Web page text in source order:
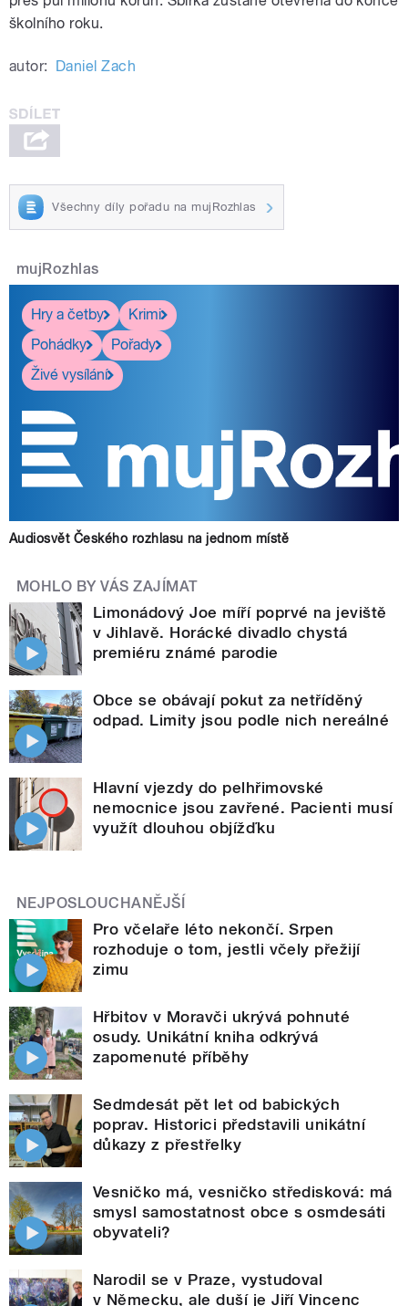
školního roku.
autor: Daniel Zach
Všechny díly pořadu na mujRozhlas
mujRozhlas
Hry a četby
Krimi
Pohádky
Pořady
Živé vysílání
Audiosvět Českého rozhlasu na jednom místě
MOHLO BY VÁS ZAJÍMAT
Limonádový Joe míří poprvé na jeviště
v Jihlavě. Horácké divadlo chystá
premiéru známé parodie
Obce se obávají pokut za netříděný
odpad. Limity jsou podle nich nereálné
Hlavní vjezdy do pelhřimovské
nemocnice jsou zavřené. Pacienti musí
využít dlouhou objížďku
NEJPOSLOUCHANĚJŠÍ
Pro včelaře léto nekončí. Srpen
rozhoduje o tom, jestli včely přežijí
zimu
Hřbitov v Moravči ukrývá pohnuté
osudy. Unikátní kniha odkrývá
zapomenuté příběhy
Sedmdesát pět let od babických
poprav. Historici představili unikátní
důkazy z přestřelky
Vesničko má, vesničko středisková: má
smysl samostatnost obce s osmdesáti
obyvateli?
Narodil se v Praze, vystudoval
v Německu, ale duší je Jiří Vincenc